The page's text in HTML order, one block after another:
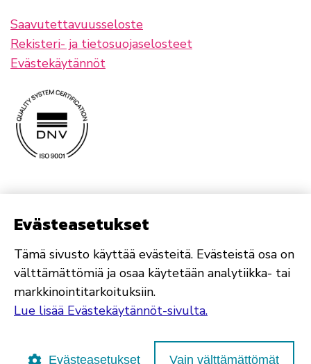
Saavutettavuusseloste
Rekisteri- ja tietosuojaselosteet
Evästekäytännöt
Evästeasetukset
Tämä sivusto käyttää evästeitä. Evästeistä osa on
välttämättömiä ja osaa käytetään analytiikka- tai
markkinointitarkoituksiin.
Lue lisää Evästekäytännöt-sivulta.
Evästeasetukset Vain välttämättömät